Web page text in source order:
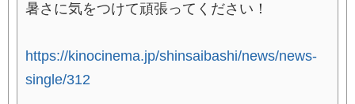
暑さに気をつけて頑張ってください！
https://kinocinema.jp/shinsaibashi/news/news-
single/312